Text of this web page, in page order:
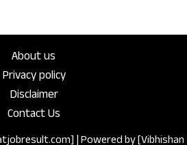
About us
Privacy policy
Disclaimer
Contact Us
| Powered by [Vibhishan